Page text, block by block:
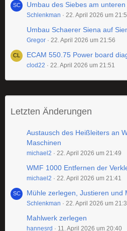
Umbau des Siebes am unteren
Schlenkman 22. April 2026 um
Umbau Schaerer Siena auf
Gregor 22. April 2026 um 21:56
ECAM 550.75 Power board
clod22 22. April 2026 um 21:51
Letzten Änderungen
Austausch des Heißleiters an
Maschinen
michael2 22. April 2026 um 21:49
WMF 1000 Entfernen der
michael2 22. April 2026 um 21:41
Mühle zerlegen, Justieren und
Schlenkman 22. April 2026 um
Mahlwerk zerlegen
hannesrd 11. April 2026 um 20:40